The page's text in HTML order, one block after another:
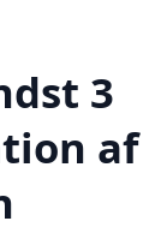
3
af